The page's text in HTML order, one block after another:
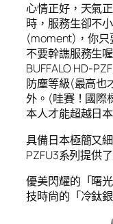
心情正好，天氣
時，服務生卻不
(moment)，你只
不要幹譙服務生
BUFFALO HD-
防塵等級(最高也
外。(哇賽！國際
本人才能超越日
具備日本極簡又
PZFU3系列提供
優美閃耀的「曙
技時尙的「冷鈦